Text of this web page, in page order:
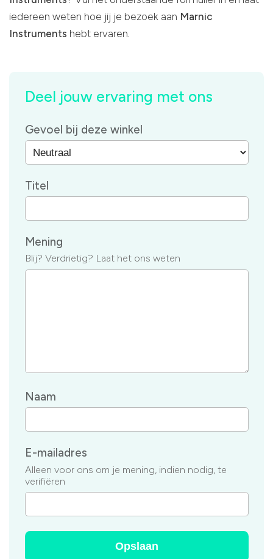
iedereen weten hoe jij je bezoek aan Marnic
Instruments hebt ervaren.
Deel jouw ervaring met ons
Gevoel bij deze winkel
Titel
Mening
Blij? Verdrietig? Laat het ons weten
Naam
E-mailadres
Alleen voor ons om je mening, indien nodig, te
verifiëren